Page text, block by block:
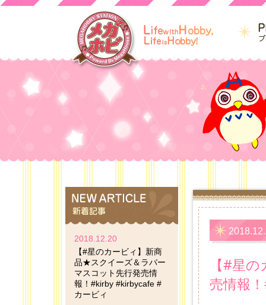
2018.12.20
【#星のカービィ】新商
品★スクイーズ＆ラバー
マスコット先行発売情
報！#kirby #kirbycafe #
カービィ
【#星
売情報